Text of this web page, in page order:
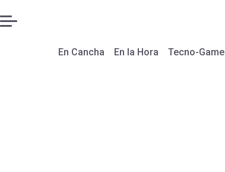
En Cancha En la Hora Tecno-Game